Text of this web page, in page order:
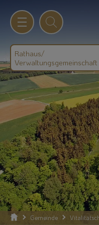
Rathaus/
Verwaltungsgemeinschaft
Gemeinde